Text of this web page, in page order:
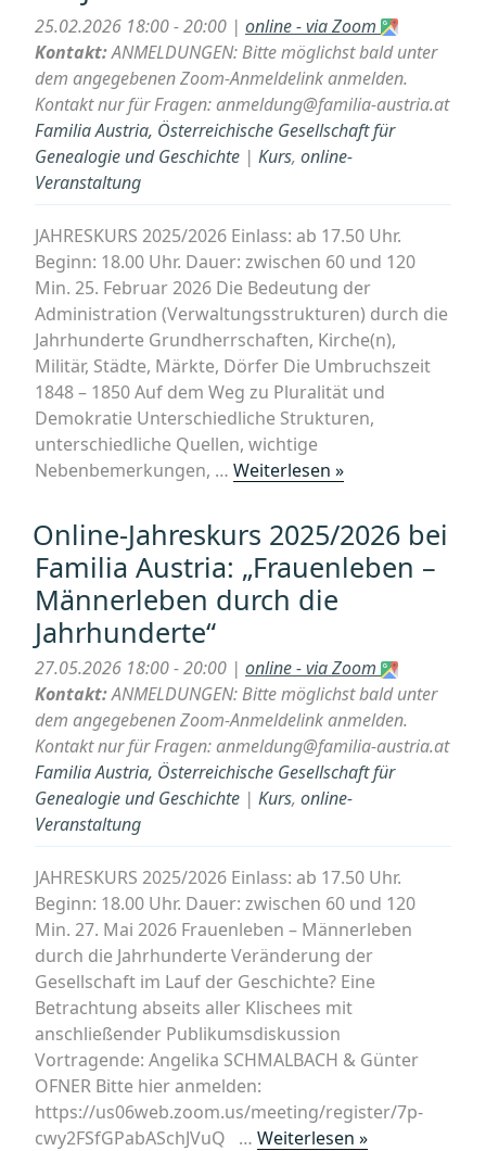
gleich
MÜLLER““
25.02.2026 18:00 - 20:00 | online - via Zoom
Kontakt:ANMELDUNGEN: Bitte möglichst bald unter
dem angegebenen Zoom-Anmeldelink anmelden.
Kontakt nur für Fragen: anmeldung@familia-austria.at
Familia Austria, Österreichische Gesellschaft für
Genealogie und Geschichte | Kurs, online-
Veranstaltung
JAHRESKURS 2025/2026 Einlass: ab 17.50 Uhr.
Beginn: 18.00 Uhr. Dauer: zwischen 60 und 120
Min. 25. Februar 2026 Die Bedeutung der
Administration (Verwaltungsstrukturen) durch die
Jahrhunderte Grundherrschaften, Kirche(n),
Militär, Städte, Märkte, Dörfer Die Umbruchszeit
1848 – 1850 Auf dem Weg zu Pluralität und
Demokratie Unterschiedliche Strukturen,
unterschiedliche Quellen, wichtige
Nebenbemerkungen, … Weiterlesen »„Online-
2025/2026
bei
Familia
der
Administration
durch
die
Jahrhunderte““
Online-Jahreskurs 2025/2026 bei
Familia Austria: „Frauenleben –
Männerleben durch die
Jahrhunderte“
27.05.2026 18:00 - 20:00 | online - via Zoom
Kontakt:ANMELDUNGEN: Bitte möglichst bald unter
dem angegebenen Zoom-Anmeldelink anmelden.
Kontakt nur für Fragen: anmeldung@familia-austria.at
Familia Austria, Österreichische Gesellschaft für
Genealogie und Geschichte | Kurs, online-
Veranstaltung
JAHRESKURS 2025/2026 Einlass: ab 17.50 Uhr.
Beginn: 18.00 Uhr. Dauer: zwischen 60 und 120
Min. 27. Mai 2026 Frauenleben – Männerleben
durch die Jahrhunderte Veränderung der
Gesellschaft im Lauf der Geschichte? Eine
Betrachtung abseits aller Klischees mit
anschließender Publikumsdiskussion
Vortragende: Angelika SCHMALBACH & Günter
OFNER Bitte hier anmelden:
https://us06web.zoom.us/meeting/register/7p-
cwy2FSfGPabASchJVuQ … Weiterlesen »„Online-